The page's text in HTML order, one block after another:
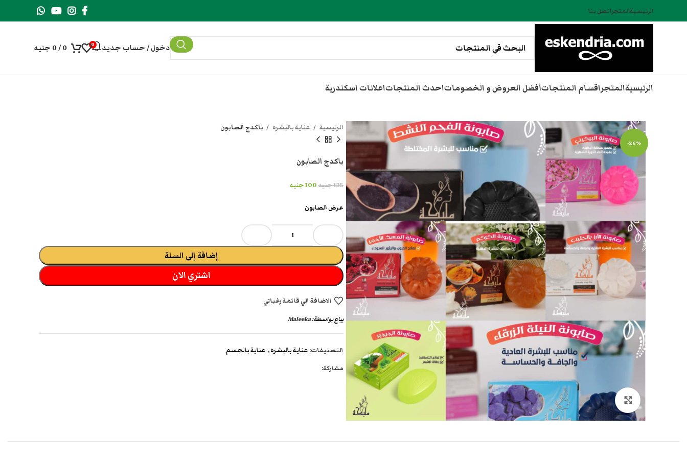
الرئيسيةالمتجراتصل بنا
دخول / حساب جديد 0
0
/
0 جنيه
الرئيسيةالمتجراقسام المنتجاتأفضل العروض و الخصوماتاحدث المنتجاتاعلانات اسكندرية
-26%
انقر هنا لتكبير الصورة
الرئيسية عناية بالبشره باكدج الصابون
باكدج الصابون
135جنيه 100جنيه
عرض الصابون
إضافة إلى السلة
اشتري الان
الاضافة الي قائمة رغباتي
يباع بواسطة:Maleeka
التصنيفات: عناية بالبشره, عناية بالجسم
مشاركة: